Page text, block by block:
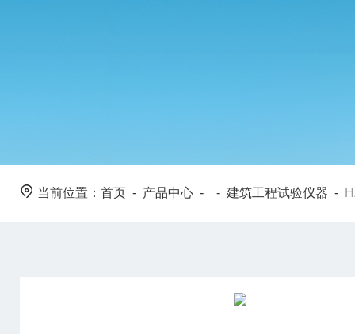
当前位置： 首页 - 产品中心 - - 建筑工程试验仪器 -